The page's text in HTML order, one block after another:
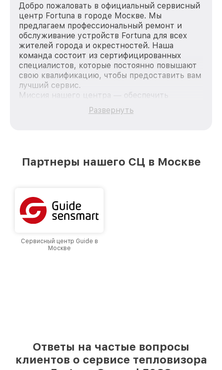
Добро пожаловать в официальный сервисный
центр Fortuna в городе Москве. Мы
предлагаем профессиональный ремонт и
обслуживание устройств Fortuna для всех
жителей города и окрестностей. Наша
команда состоит из сертифицированных
специалистов, которые постоянно повышают
свою квалификацию, чтобы предоставить вам
лучший сервис.
Миссия нашего центра — обеспечить
качественный и доступный ремонт для
каждого пользователя продукции Fortuna, вне
лучшим сервисным центром Fortuna в городе
Развернуть
Партнеры нашего СЦ в Москве
Сервисный центр Guide в
Москве
Ответы на частые вопросы
клиентов о сервисе тепловизора